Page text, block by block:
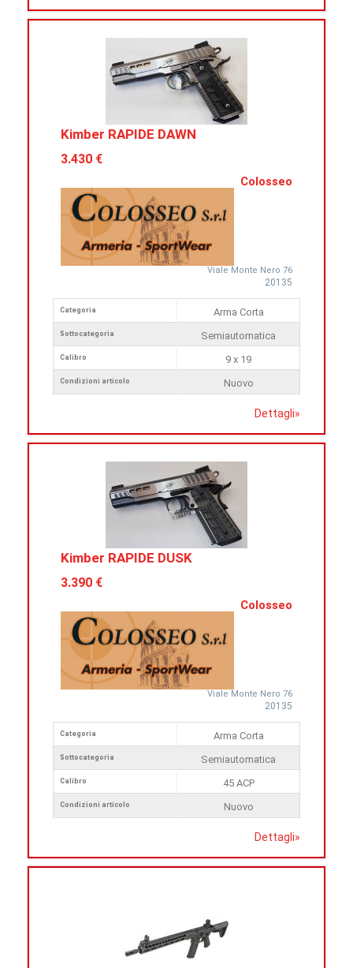
Kimber RAPIDE DAWN
3.430 €
Colosseo
Viale Monte Nero 76
20135
Categoria
Sottocategoria
Calibro
Condizioni articolo
Arma Corta
Semiautomatica
9 x 19
Nuovo
Dettagli»
Kimber RAPIDE DUSK
3.390 €
Colosseo
Viale Monte Nero 76
20135
Categoria
Sottocategoria
Calibro
Condizioni articolo
Arma Corta
Semiautomatica
45 ACP
Nuovo
Dettagli»